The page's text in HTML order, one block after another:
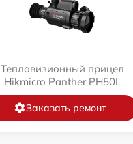
Тепловизионный прицел
Hikmicro Panther PH50L
Заказать ремонт